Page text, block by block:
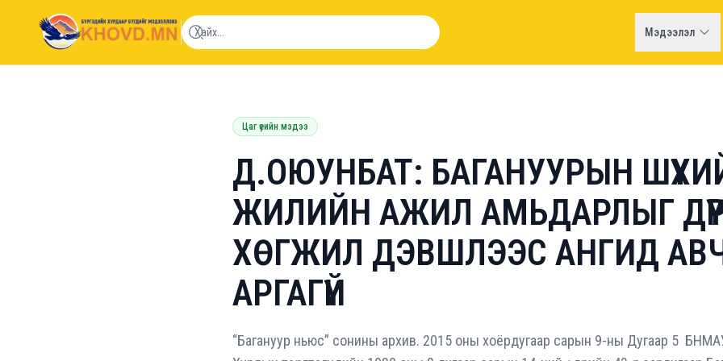
khovd.mn
Мэдээлэл
Цаг үеийн мэдээ
Д.ОЮУНБАТ: БАГАНУУРЫН
ЖИЛИЙН АЖИЛ АМЬДАРЛЫГ
ХӨГЖИЛ ДЭВШЛЭЭС АНГИД АВЧ
АРГАГҮЙ
“Багануур ньюс” сонины архив. 2015 оны хоёрдугаар сарын 9-ны Дугаар 5